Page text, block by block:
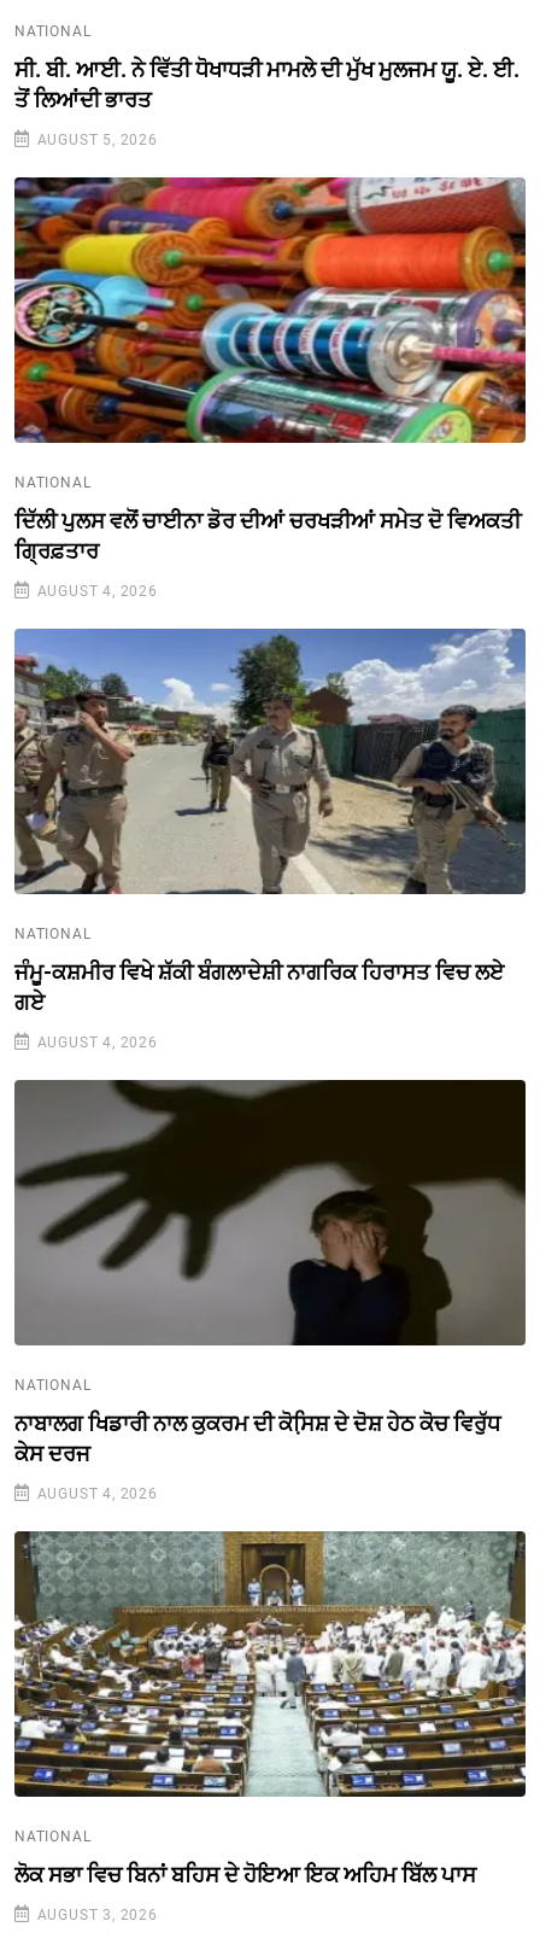
NATIONAL
ਸੀ. ਬੀ. ਆਈ. ਨੇ ਵਿੱਤੀ ਧੋਖਾਧੜੀ ਮਾਮਲੇ ਦੀ ਮੁੱਖ ਮੁਲਜਮ ਯੂ. ਏ. ਈ.
ਤੋਂ ਲਿਆਂਦੀ ਭਾਰਤ
AUGUST 5, 2026
NATIONAL
ਦਿੱਲੀ ਪੁਲਸ ਵਲੋਂ ਚਾਈਨਾ ਡੋਰ ਦੀਆਂ ਚਰਖੜੀਆਂ ਸਮੇਤ ਦੋ ਵਿਅਕਤੀ
ਗ੍ਰਿਫ਼ਤਾਰ
AUGUST 4, 2026
NATIONAL
ਜੰਮੂ-ਕਸ਼ਮੀਰ ਵਿਖੇ ਸ਼ੱਕੀ ਬੰਗਲਾਦੇਸ਼ੀ ਨਾਗਰਿਕ ਹਿਰਾਸਤ ਵਿਚ ਲਏ
ਗਏ
AUGUST 4, 2026
NATIONAL
ਨਾਬਾਲਗ ਖਿਡਾਰੀ ਨਾਲ ਕੁਕਰਮ ਦੀ ਕੋਸਿ਼ਸ਼ ਦੇ ਦੋਸ਼ ਹੇਠ ਕੋਚ ਵਿਰੁੱਧ
ਕੇਸ ਦਰਜ
AUGUST 4, 2026
NATIONAL
ਲੋਕ ਸਭਾ ਵਿਚ ਬਿਨਾਂ ਬਹਿਸ ਦੇ ਹੋਇਆ ਇਕ ਅਹਿਮ ਬਿੱਲ ਪਾਸ
AUGUST 3, 2026